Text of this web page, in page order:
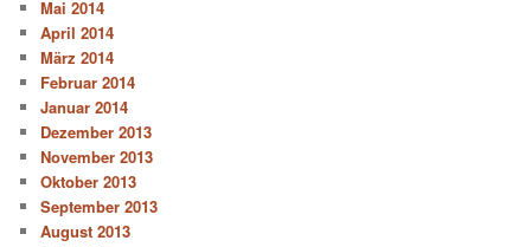
Mai 2014
April 2014
März 2014
Februar 2014
Januar 2014
Dezember 2013
November 2013
Oktober 2013
September 2013
August 2013